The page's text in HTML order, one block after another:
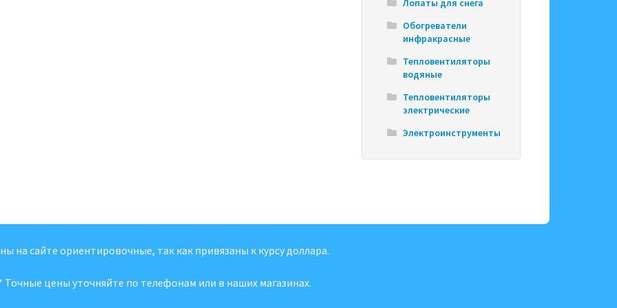
Лопаты для снега
Обогреватели
инфракрасные
Тепловентиляторы
водяные
Тепловентиляторы
электрические
Электроинструменты
на сайте ориентировочные, так как привязаны к курсу доллара.
Точные цены уточняйте по телефонам или в наших магазинах.